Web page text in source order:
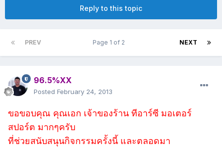
Reply to this topic
PREV NEXT
Page 1 of 2
96.5%XX
Posted February 24, 2013
ขอขอบคุณ คุณเอก เจ้าของร้าน ทีอาร์ซี มอเตอร์
สปอร์ต มากๆครับ
ที่ช่วยสนับสนุนกิจกรรมครั้งนี้ และตลอดมา